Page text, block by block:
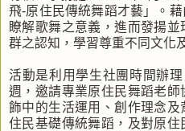
飛-原住民傳統舞蹈才藝」。
瞭解歌舞之意義，進而發揚
群之認知，學習尊重不同文化
活動是利用學生社團時間辦
週，邀請專業原住民舞蹈老
飾中的生活運用、創作理念
住民基礎傳統舞蹈，及對原